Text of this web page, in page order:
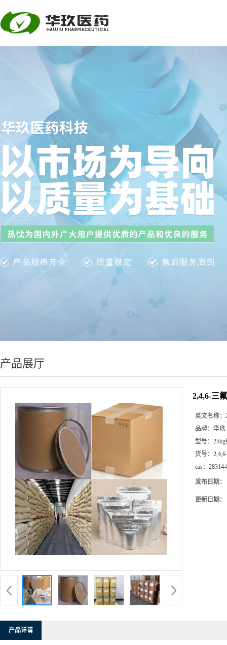
产品展厅
2,4,6-三
英文名称：
品牌： 华玖
型号：
货号：
cas：
发布日期：
更新日期：
产品详请